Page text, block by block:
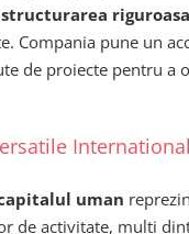
structurarea
Compania pune un
de proiecte pentru
International
uman
de activitate, multi